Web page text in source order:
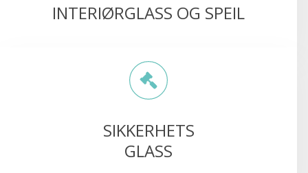
INTERIØRGLASS OG SPEIL
SIKKERHETS
GLASS